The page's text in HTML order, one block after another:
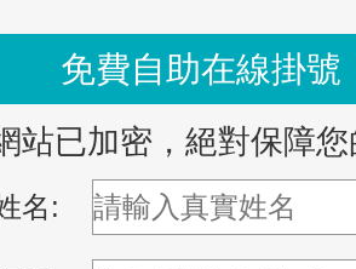
免費自助在線掛號
站已加密，絕對保障
名: